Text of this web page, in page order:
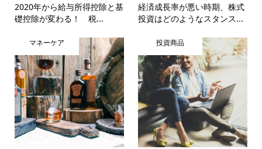
2020年から給与所得控除と基
礎控除が変わる！ 税...
経済成長率が悪い時期、株式
投資はどのようなスタンス...
マネーケア 投資商品